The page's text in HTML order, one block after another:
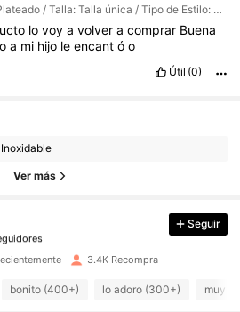
Color: Plateado / Talla: Talla única / Tipo de Estilo: chico
lovoyavolveracomprar Buena
oa mi hijo leencantóo
Útil (0)
Ver más
Hace 1 día
Seguir
3.4K Recompra
bonito (400+) lo adoro (300+) muy